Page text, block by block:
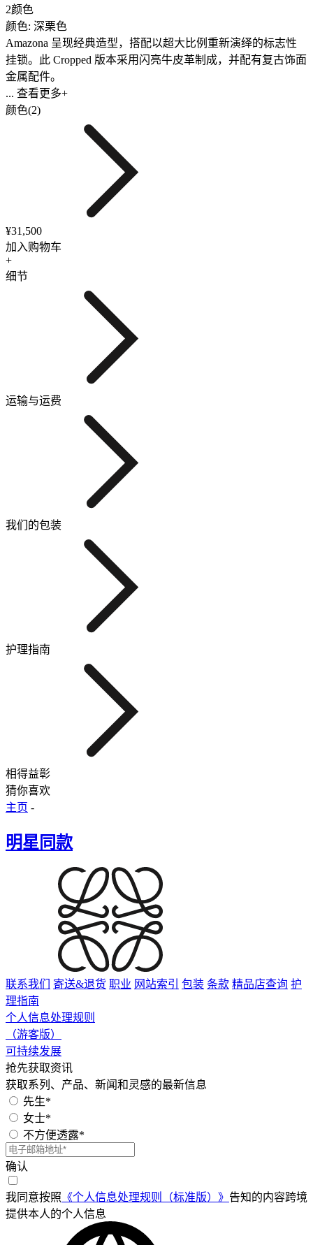
2颜色
颜色: 深栗色
Amazona 呈现经典造型，搭配以超大比例重新演绎的标志性
挂锁。此 Cropped 版本采用闪亮牛皮革制成，并配有复古饰面
金属配件。
... 查看更多+
颜色(2)
¥31,500
加入购物车
+
细节
运输与运费
我们的包装
护理指南
相得益彰
猜你喜欢
主页 -
明星同款
联系我们 寄送&退货 职业 网站索引 包装 条款 精品店查询 护
理指南
个人信息处理规则
（游客版）
可持续发展
抢先获取资讯
获取系列、产品、新闻和灵感的最新信息
先生*
女士*
不方便透露*
确认
我同意按照 《个人信息处理规则（标准版）》 告知的内容跨境
提供本人的个人信息